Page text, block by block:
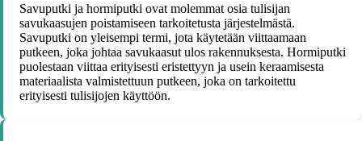
Savuputki ja hormiputki ovat molemmat osia tulisijan
savukaasujen poistamiseen tarkoitetusta järjestelmästä.
Savuputki on yleisempi termi, jota käytetään viittaamaan
putkeen, joka johtaa savukaasut ulos rakennuksesta. Hormiputki
puolestaan viittaa erityisesti eristettyyn ja usein keraamisesta
materiaalista valmistettuun putkeen, joka on tarkoitettu
erityisesti tulisijojen käyttöön.